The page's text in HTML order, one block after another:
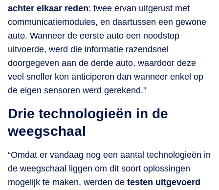
achter elkaar reden: twee ervan uitgerust met
communicatiemodules, en daartussen een gewone
auto. Wanneer de eerste auto een noodstop
uitvoerde, werd die informatie razendsnel
doorgegeven aan de derde auto, waardoor deze
veel sneller kon anticiperen dan wanneer enkel op
de eigen sensoren werd gerekend.”
Drie technologieën in de
weegschaal
“Omdat er vandaag nog een aantal technologieën in
de weegschaal liggen om dit soort oplossingen
mogelijk te maken, werden de testen uitgevoerd